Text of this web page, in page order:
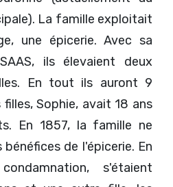
La famille exploitait
une épicerie. Avec sa
ils élevaient deux
En tout ils auront 9
Sophie, avait 18 ans
En 1857, la famille ne
de l'épicerie. En
s'étaient